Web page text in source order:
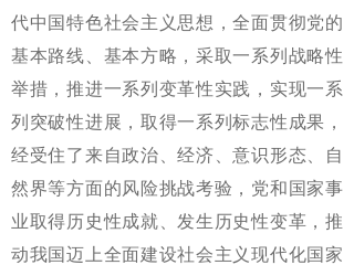
代中国特色社会主义思想，全面贯彻党的
基本路线、基本方略，采取一系列战略性
举措，推进一系列变革性实践，实现一系
列突破性进展，取得一系列标志性成果，
经受住了来自政治、经济、意识形态、自
然界等方面的风险挑战考验，党和国家事
业取得历史性成就、发生历史性变革，推
动我国迈上全面建设社会主义现代化国家